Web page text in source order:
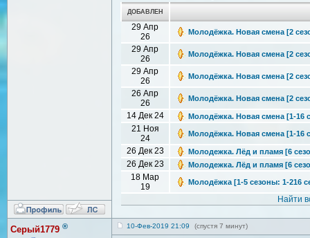
ДОБАВЛЕН
29 Апр
26
Молодёжка. Новая смена [2
29 Апр
26
Молодёжка. Новая смена [2
29 Апр
26
Молодёжка. Новая смена [2
26 Апр
26
Молодёжка. Новая смена [2
14 Дек 24 Молодёжка. Новая смена [1-16
21 Ноя
24
Молодёжка. Новая смена [1-16
26 Дек 23 Молодежка. Лёд и пламя [6
26 Дек 23 Молодежка. Лёд и пламя [6
18 Мар
19
Молодёжка [1-5 сезоны: 1-216
Найти
Серый1779 ® 10-Фев-2019 21:09 (спустя 7 минут)